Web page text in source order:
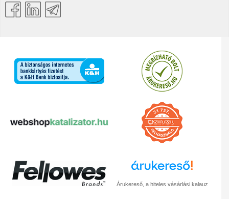
Árukereső, a hiteles vásárlási kalauz